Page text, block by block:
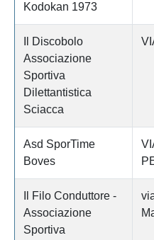
Kodokan 1973
Il Discobolo
Associazione
Sportiva
Dilettantistica
Sciacca
Asd SporTime
Boves
Il Filo Conduttore -
Associazione
Sportiva